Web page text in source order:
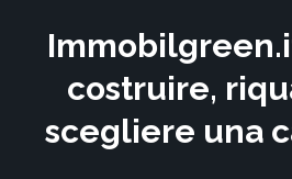
costruire,
scegliere una